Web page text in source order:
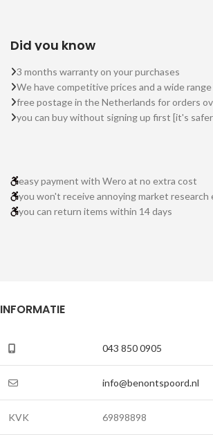
Did you know
3 months warranty on your purchases
We have competitive prices and a wide
free postage in the Netherlands for orders
you can buy without signing up first [it's
easy payment with Wero at no extra cost
you won't receive annoying market research
you can return items within 14 days
INFORMATIE
043 850 0905
info@benontspoord.nl
KVK 69898898